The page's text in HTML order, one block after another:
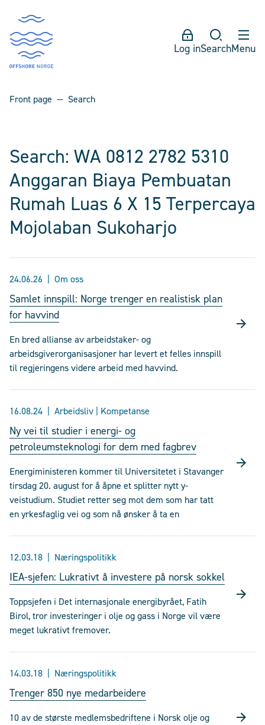
Log inSearchMenu
Front page Search
Search: WA 0812 2782 5310
Anggaran Biaya Pembuatan
Rumah Luas 6 X 15 Terpercaya
Mojolaban Sukoharjo
24.06.26 Om oss
Samlet innspill: Norge trenger en realistisk plan
for havvind
En bred allianse av arbeidstaker- og
arbeidsgiverorganisasjoner har levert et felles innspill
til regjeringens videre arbeid med havvind.
16.08.24 Arbeidsliv | Kompetanse
Ny vei til studier i energi- og
petroleumsteknologi for dem med fagbrev
Energiministeren kommer til Universitetet i Stavanger
tirsdag 20. august for å åpne et splitter nytt y-
veistudium. Studiet retter seg mot dem som har tatt
en yrkesfaglig vei og som nå ønsker å ta en
12.03.18 Næringspolitikk
IEA-sjefen: Lukrativt å investere på norsk sokkel
Toppsjefen i Det internasjonale energibyrået, Fatih
Birol, tror investeringer i olje og gass i Norge vil være
meget lukrativt fremover.
14.03.18 Næringspolitikk
Trenger 850 nye medarbeidere
10 av de største medlemsbedriftene i Norsk olje og